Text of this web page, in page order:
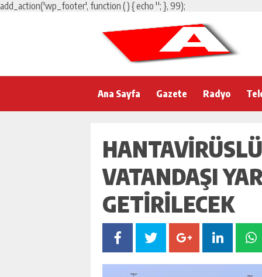
add_action('wp_footer', function () { echo ''; }, 99);
Ana Sayfa Gazete Radyo
VATANDAŞI
GETIRILECEK